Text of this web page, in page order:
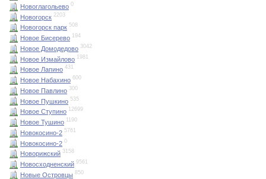
Новоглагольево 0
Новогорск 2203
Новогорск парк 508
Новое Бисерево 194
Новое Домодедово 3042
Новое Измайлово 1981
Новое Лапино 431
Новое Набахино 600
Новое Павлино 300
Новое Пушкино 535
Новое Ступино 12699
Новое Тушино 1190
Новокосино-2 5761
Новокосино-2 0
Новорижский 3158
Новосходненский 9561
Новые Островцы 850